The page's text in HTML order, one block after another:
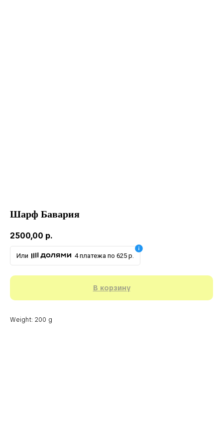
Шарф Бавария
2500,00 р.
Или 4 платежа по 625 р.
В корзину
Weight: 200 g